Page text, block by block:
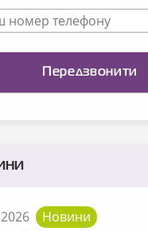
Новини